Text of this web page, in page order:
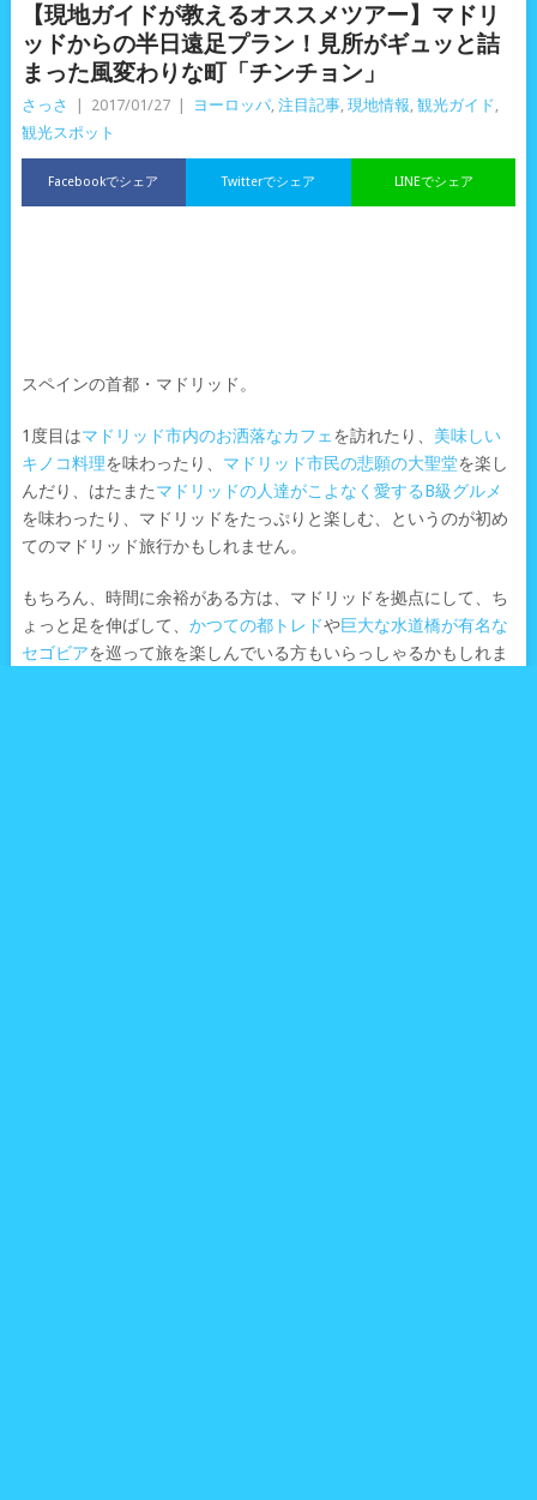
【現地ガイドが教えるオススメツアー】マドリ
ッドからの半日遠足プラン！見所がギュッと詰
まった風変わりな町「チンチョン」
さっさ 2017/01/27 ヨーロッパ, 注目記事, 現地情報, 観光ガイド,
観光スポット
Facebookでシェア LINEでシェア
Twitterでシェア
スペインの首都・マドリッド。
1度目はマドリッド市内のお洒落なカフェを訪れたり、 美味しい
キノコ料理を味わったり、 マドリッド市民の悲願の大聖堂を楽し
んだり、はたまたマドリッドの人達がこよなく愛するB級グルメ
を味わったり、マドリッドをたっぷりと楽しむ、というのが初め
てのマドリッド旅行かもしれません。
もちろん、時間に余裕がある方は、マドリッドを拠点にして、ち
ょっと足を伸ばして、 かつての都トレドや巨大な水道橋が有名な
セゴビアを巡って旅を楽しんでいる方もいらっしゃるかもしれま